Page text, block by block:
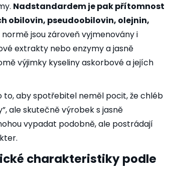
Nadstandardem je pak přítomnost
obilovin, pseudoobilovin, olejnin,
normě jsou zároveň vyjmenovány i
extrakty nebo enzymy a jasně
výjimky kyseliny askorbové a jejích
to, aby spotřebitel neměl pocit, že chléb
ale skutečně výrobek s jasně
vypadat podobně, ale postrádají
charakteristiky podle